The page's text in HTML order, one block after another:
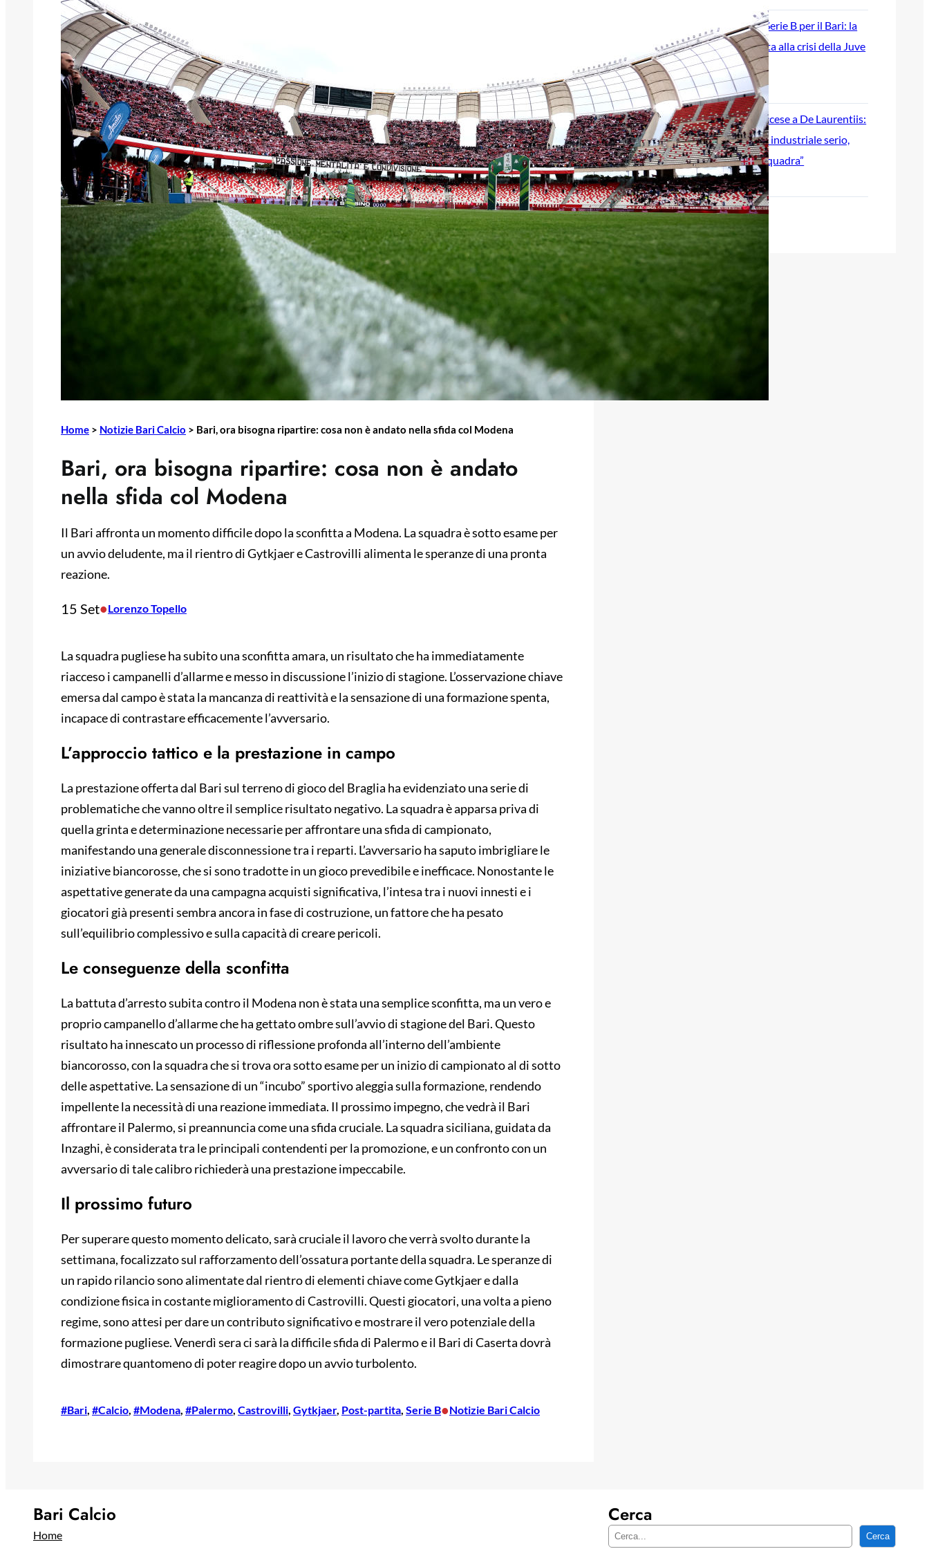
Home > Notizie Bari Calcio > Bari, ora bisogna ripartire: cosa non è andato nella sfida col Modena
Bari, ora bisogna ripartire: cosa non è andato
nella sfida col Modena
Il Bari affronta un momento difficile dopo la sconfitta a Modena. La squadra è sotto esame per
un avvio deludente, ma il rientro di Gytkjaer e Castrovilli alimenta le speranze di una pronta
reazione.
15 Set•Lorenzo Topello
La squadra pugliese ha subito una sconfitta amara, un risultato che ha immediatamente
riacceso i campanelli d’allarme e messo in discussione l’inizio di stagione. L’osservazione chiave
emersa dal campo è stata la mancanza di reattività e la sensazione di una formazione spenta,
incapace di contrastare efficacemente l’avversario.
L’approccio tattico e la prestazione in campo
La prestazione offerta dal Bari sul terreno di gioco del Braglia ha evidenziato una serie di
problematiche che vanno oltre il semplice risultato negativo. La squadra è apparsa priva di
quella grinta e determinazione necessarie per affrontare una sfida di campionato,
manifestando una generale disconnessione tra i reparti. L’avversario ha saputo imbrigliare le
iniziative biancorosse, che si sono tradotte in un gioco prevedibile e inefficace. Nonostante le
aspettative generate da una campagna acquisti significativa, l’intesa tra i nuovi innesti e i
giocatori già presenti sembra ancora in fase di costruzione, un fattore che ha pesato
sull’equilibrio complessivo e sulla capacità di creare pericoli.
Le conseguenze della sconfitta
La battuta d’arresto subita contro il Modena non è stata una semplice sconfitta, ma un vero e
proprio campanello d’allarme che ha gettato ombre sull’avvio di stagione del Bari. Questo
risultato ha innescato un processo di riflessione profonda all’interno dell’ambiente
biancorosso, con la squadra che si trova ora sotto esame per un inizio di campionato al di sotto
delle aspettative. La sensazione di un “incubo” sportivo aleggia sulla formazione, rendendo
impellente la necessità di una reazione immediata. Il prossimo impegno, che vedrà il Bari
affrontare il Palermo, si preannuncia come una sfida cruciale. La squadra siciliana, guidata da
Inzaghi, è considerata tra le principali contendenti per la promozione, e un confronto con un
avversario di tale calibro richiederà una prestazione impeccabile.
Il prossimo futuro
Per superare questo momento delicato, sarà cruciale il lavoro che verrà svolto durante la
settimana, focalizzato sul rafforzamento dell’ossatura portante della squadra. Le speranze di
un rapido rilancio sono alimentate dal rientro di elementi chiave come Gytkjaer e dalla
condizione fisica in costante miglioramento di Castrovilli. Questi giocatori, una volta a pieno
regime, sono attesi per dare un contributo significativo e mostrare il vero potenziale della
formazione pugliese. Venerdì sera ci sarà la difficile sfida di Palermo e il Bari di Caserta dovrà
dimostrare quantomeno di poter reagire dopo un avvio turbolento.
#Bari, #Calcio, #Modena, #Palermo, Castrovilli, Gytkjaer, Post-partita, Serie B•Notizie Bari Calcio
Ripescaggio in Serie B per il Bari: la
speranza è legata alla crisi della Juve
Stabia
28 Maggio 2026
Futuro Bari, Leccese a De Laurentiis:
“Serve un piano industriale serio,
non siamo una seconda squadra”
27 Maggio 2026
Bari Calcio
Home
Cerca
C
Cerca